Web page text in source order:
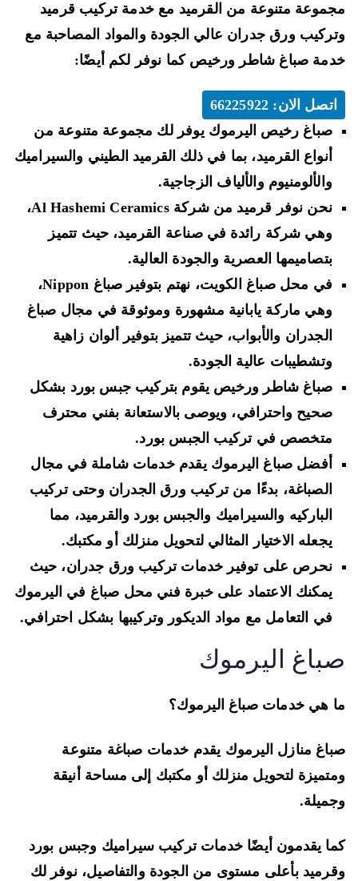
متنوعة من القرميد مع خدمة تركيب قرميد
ورق جدران عالي الجودة والمواد المصاحبة مع
صباغ شاطر ورخيص كما نوفر لكم أيضًا:
اتصل الان: 66225922
صباغ رخيص اليرموك يوفر لك مجموعة متنوعة من
أنواع القرميد، بما في ذلك القرميد الطيني والسيراميك
والألومنيوم والألياف الزجاجية.
نحن نوفر قرميد من شركة Al Hashemi Ceramics،
وهي شركة رائدة في صناعة القرميد، حيث تتميز
بتصاميمها العصرية والجودة العالية.
في محل صباغ الكويت، نهتم بتوفير صباغ Nippon،
وهي ماركة يابانية مشهورة وموثوقة في مجال صباغ
الجدران والأبواب، حيث تتميز بتوفير ألوان زاهية
وتشطيبات عالية الجودة.
صباغ شاطر ورخيص يقوم بتركيب جبس بورد بشكل
صحيح واحترافي، ويوصى بالاستعانة بفني محترف
متخصص في تركيب الجبس بورد.
أفضل صباغ اليرموك يقدم خدمات شاملة في مجال
الصباغة، بدءًا من تركيب ورق الجدران وحتى تركيب
الباركيه والسيراميك والجبس بورد والقرميد، مما
يجعله الاختيار المثالي لتحويل منزلك أو مكتبك.
نحرص على توفير خدمات تركيب ورق جدران، حيث
يمكنك الاعتماد على خبرة فني محل صباغ في اليرموك
في التعامل مع مواد الديكور وتركيبها بشكل احترافي.
اليرموك
هي خدمات صباغ اليرموك؟
منازل اليرموك يقدم خدمات صباغة متنوعة
لتحويل منزلك أو مكتبك إلى مساحة أنيقة
يقدمون أيضًا خدمات تركيب سيراميك وجبس بورد
بأعلى مستوى من الجودة والتفاصيل، نوفر لك